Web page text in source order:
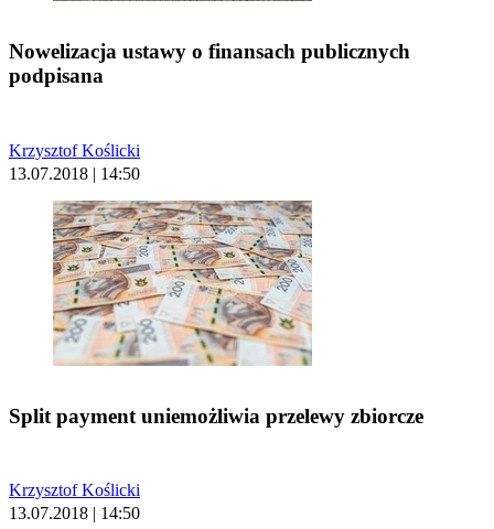
Nowelizacja ustawy o finansach publicznych
podpisana
Krzysztof Koślicki
13.07.2018 | 14:50
Split payment uniemożliwia przelewy zbiorcze
Krzysztof Koślicki
13.07.2018 | 14:50